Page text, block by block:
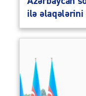
ilə əlaqələrini